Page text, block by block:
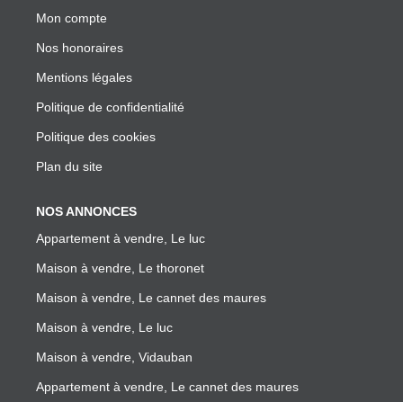
Mon compte
Nos honoraires
Mentions légales
Politique de confidentialité
Politique des cookies
Plan du site
NOS ANNONCES
Appartement à vendre, Le luc
Maison à vendre, Le thoronet
Maison à vendre, Le cannet des maures
Maison à vendre, Le luc
Maison à vendre, Vidauban
Appartement à vendre, Le cannet des maures